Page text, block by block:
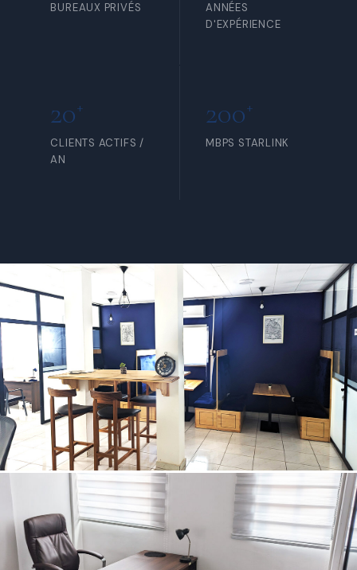
BUREAUX PRIVÉS
ANNÉES
D'EXPÉRIENCE
20+
CLIENTS ACTIFS /
AN
200+
MBPS STARLINK